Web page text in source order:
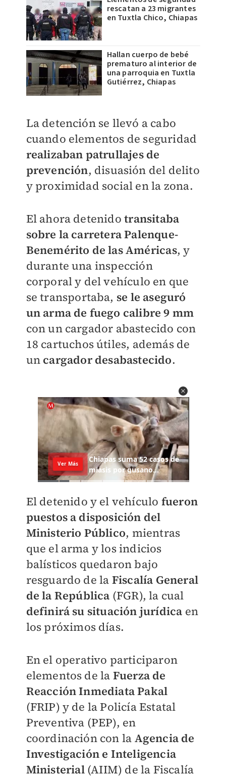
rescatan a 23 migrantes
en Tuxtla Chico, Chiapas
Hallan cuerpo de bebé
prematuro al interior de
una parroquia en Tuxtla
Gutiérrez, Chiapas
La detención se llevó a cabo
cuando elementos de seguridad
realizaban patrullajes de
prevención, disuasión del delito
y proximidad social en la zona.
El ahora detenidotransitaba
sobre la carretera Palenque-
Benemérito de las Américas, y
durante una inspección
corporal y del vehículo en que
se transportaba, se le aseguró
un arma de fuego calibre 9 mm
con un cargador abastecido con
18 cartuchos útiles, además de
un cargador desabastecido.
El detenido y el vehículo fueron
puestos a disposición del
Ministerio Público, mientras
que el arma y los indicios
balísticos quedaron bajo
resguardo de la Fiscalía General
de la República (FGR), la cual
definirá su situación jurídica en
los próximos días.
En el operativo participaron
elementos de la Fuerza de
Reacción Inmediata Pakal
(FRIP) y de la Policía Estatal
Preventiva (PEP), en
coordinación con la Agencia de
Investigación e Inteligencia
Ministerial(AIIM) de la Fiscalía